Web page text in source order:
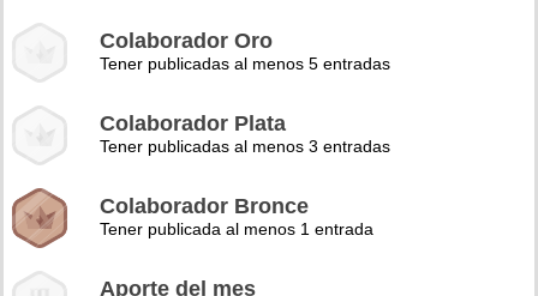
Colaborador Oro
Tener publicadas al menos 5 entradas
Colaborador Plata
Tener publicadas al menos 3 entradas
Colaborador Bronce
Tener publicada al menos 1 entrada
Aporte del mes